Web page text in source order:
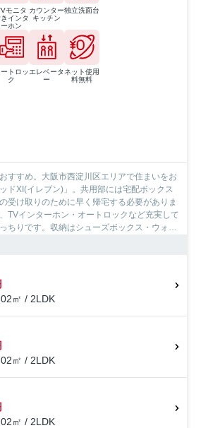
モニタ
インタ
ーホン
カウンター
キッチン
独立洗面台
ートロッ
ク
エレベータ
ー
ネット使用
料無料
すすめ。大阪市西淀川区エリアで住まいをお
ドXI(イレブン)」。共用部には宅配ボックス
受け取りのために早く帰宅する必要がありま
TVインターホン・オートロックなど充実して
ちりです。収納はシューズボックス・ウォー
え付けられているので、衣類や日用品の収納
洗面化粧台・浴室乾燥機などが揃っており、
神電鉄阪神なんば福近くで気になる物件が見
問い合わせください。お部屋の内覧予約など
㎡ / 2LDK
㎡ / 2LDK
㎡ / 2LDK